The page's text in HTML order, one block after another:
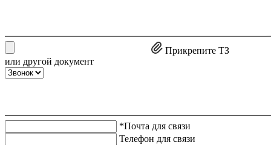
Прикрепите ТЗ
или другой документ
*Почта для связи
Телефон для связи